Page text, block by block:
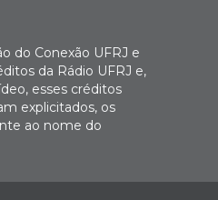
do Conexão UFRJ e
da Rádio UFRJ e,
esses créditos
explicitados, os
ao nome do